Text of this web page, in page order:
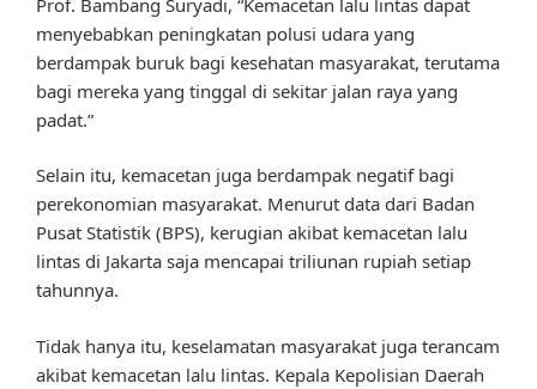
menyebabkan peningkatan polusi udara yang
berdampak buruk bagi kesehatan masyarakat, terutama
bagi mereka yang tinggal di sekitar jalan raya yang
padat.”
Selain itu, kemacetan juga berdampak negatif bagi
perekonomian masyarakat. Menurut data dari Badan
Pusat Statistik (BPS), kerugian akibat kemacetan lalu
lintas di Jakarta saja mencapai triliunan rupiah setiap
tahunnya.
Tidak hanya itu, keselamatan masyarakat juga terancam
akibat kemacetan lalu lintas. Kepala Kepolisian Daerah